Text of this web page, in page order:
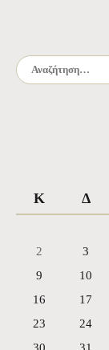
Αναζήτηση για:
Κ Δ
2
3
9
10
16
17
23
24